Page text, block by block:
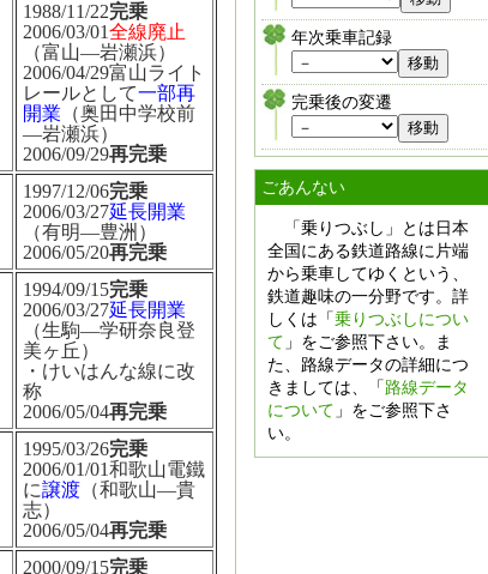
年次乗車記録
完乗後の変遷
ごあんない
「乗りつぶし」とは日本
全国にある鉄道路線に片端
から乗車してゆくという、
鉄道趣味の一分野です。詳
しくは「乗りつぶしについ
て 」をご参照下さい。ま
た、路線データの詳細につ
きましては、「路線データ
について 」をご参照下さ
い。
1988/11/22完乗
2006/03/01全線廃止
（富山―岩瀬浜）
2006/04/29富山ライト
レールとして一部再
開業 （奥田中学校前
―岩瀬浜）
2006/09/29再完乗
1997/12/06完乗
2006/03/27延長開業
（有明―豊洲）
2006/05/20再完乗
1994/09/15完乗
2006/03/27延長開業
（生駒―学研奈良登
美ヶ丘）
・けいはんな線に改
称
2006/05/04再完乗
1995/03/26完乗
2006/01/01和歌山電鐵
に譲渡 （和歌山―貴
志）
2006/05/04再完乗
2000/09/15完乗